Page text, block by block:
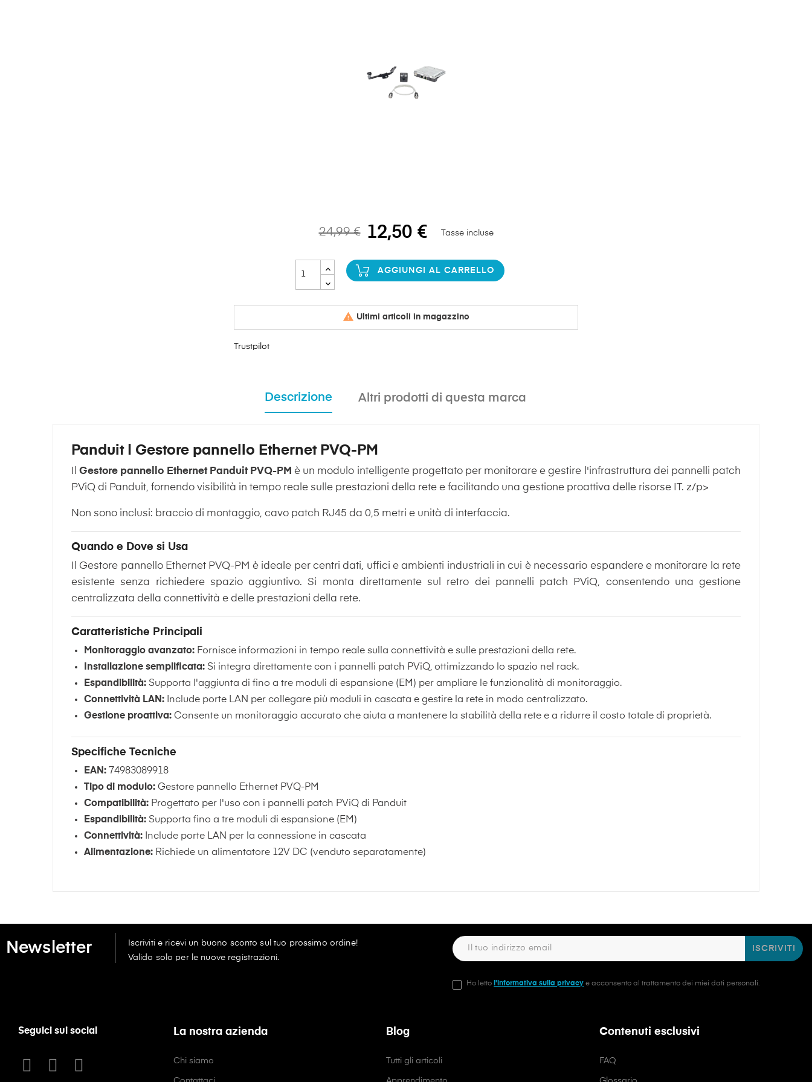
24,99 € 12,50 € Tasse incluse
AGGIUNGI AL CARRELLO
 Ultimi articoli in magazzino
Trustpilot
Descrizione Altri prodotti di questa marca
Panduit | Gestore pannello Ethernet PVQ-PM
IlGestore pannello Ethernet Panduit PVQ-PM è un modulo intelligente progettato per monitorare e gestire l'infrastruttura dei pannelli patch
PViQ di Panduit, fornendo visibilità in tempo reale sulle prestazioni della rete e facilitando una gestione proattiva delle risorse IT. z/p>
Non sono inclusi: braccio di montaggio, cavo patch RJ45 da 0,5 metri e unità di interfaccia.
Quando e Dove si Usa
Il Gestore pannello Ethernet PVQ-PM è ideale per centri dati, uffici e ambienti industriali in cui è necessario espandere e monitorare la rete
esistente senza richiedere spazio aggiuntivo. Si monta direttamente sul retro dei pannelli patch PViQ, consentendo una gestione
centralizzata della connettività e delle prestazioni della rete.
Caratteristiche Principali
Monitoraggio avanzato:Fornisce informazioni in tempo reale sulla connettività e sulle prestazioni della rete.
Installazione semplificata:Si integra direttamente con i pannelli patch PViQ, ottimizzando lo spazio nel rack.
Espandibilità:Supporta l'aggiunta di fino a tre moduli di espansione (EM) per ampliare le funzionalità di monitoraggio.
Connettività LAN:Include porte LAN per collegare più moduli in cascata e gestire la rete in modo centralizzato.
Gestione proattiva:Consente un monitoraggio accurato che aiuta a mantenere la stabilità della rete e a ridurre il costo totale di proprietà.
Specifiche Tecniche
EAN:74983089918
Tipo di modulo:Gestore pannello Ethernet PVQ-PM
Compatibilità:Progettato per l'uso con i pannelli patch PViQ di Panduit
Espandibilità:Supporta fino a tre moduli di espansione (EM)
Connettività:Include porte LAN per la connessione in cascata
Alimentazione:Richiede un alimentatore 12V DC (venduto separatamente)
Newsletter
Iscriviti e ricevi un buono sconto sul tuo prossimo ordine!
Valido solo per le nuove registrazioni.
ISCRIVITI
Ho letto l'informativa sulla privacy e acconsento al trattamento dei miei dati personali.
Seguici sui social La nostra azienda
Chi siamo
Blog
Tutti gli articoli
Contenuti esclusivi
FAQ